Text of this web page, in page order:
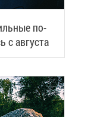
по­
с ав­гу­ста